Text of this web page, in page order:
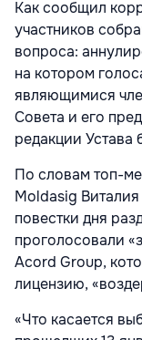
Как сообщил
участников
вопроса:
на котором
являющимися
Совета и его
редакции Устава
По словам топ-
Moldasig
повестки дня
проголосовали
Acord Group,
лицензию,
«Что касается